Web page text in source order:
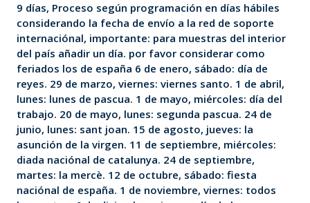
9 días, Proceso según programación en días hábiles
considerando la fecha de envío a la red de soporte
internaciónal, importante: para muestras del interior
del país añadir un día. por favor considerar como
feriados los de españa 6 de enero, sábado: día de
reyes. 29 de marzo, viernes: viernes santo. 1 de abril,
lunes: lunes de pascua. 1 de mayo, miércoles: día del
trabajo. 20 de mayo, lunes: segunda pascua. 24 de
junio, lunes: sant joan. 15 de agosto, jueves: la
asunción de la virgen. 11 de septiembre, miércoles:
diada naciónal de catalunya. 24 de septiembre,
martes: la mercè. 12 de octubre, sábado: fiesta
naciónal de españa. 1 de noviembre, viernes: todos